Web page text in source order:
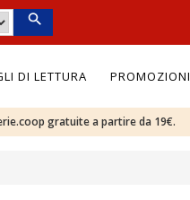
DI LETTURA PROMOZIONI
gratuite a partire da 19€.